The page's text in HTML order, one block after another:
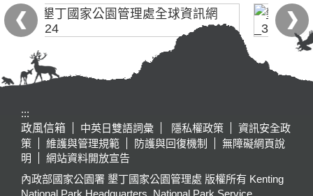
:::
政風信箱
中英日雙語詞彙 隱私權政策
資訊安全政
策
維護與管理規範 防護與回復機制
無障礙網頁說
明
網站資料開放宣告
內政部國家公園署 墾丁國家公園管理處 版權所有 Kenting
National Park Headquarters, National Park Service,